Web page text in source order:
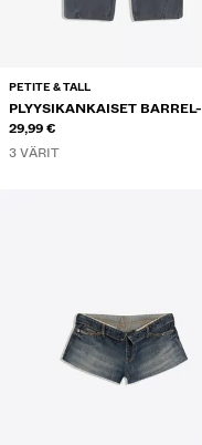
PETITE & TALL
PLYYSIKANKAISET BARREL-
HOUSUT STOPPAREILLA
29,99 €
3 VÄRIT